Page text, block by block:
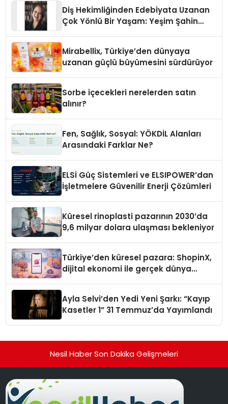
Diş Hekimliğinden Edebiyata Uzanan
Çok Yönlü Bir Yaşam: Yeşim Şahin
Mirabellix, Türkiye’den dünyaya
uzanan güçlü büyümesini sürdürüyor
Sorbe içecekleri nerelerden satın
alınır?
Fen, Sağlık, Sosyal: YÖKDİL Alanları
Arasındaki Farklar Ne?
ELSİ Güç Sistemleri ve ELSIPOWER’dan
İşletmelere Güvenilir Enerji Çözümleri
Küresel rinoplasti pazarının 2030’da
9,6 milyar dolara ulaşması bekleniyor
Türkiye’den küresel pazara: ShopinX,
dijital ekonomi ile gerçek dünya
Ayla Selvi’den Yedi Yeni Şarkı: “Kayıp
Kasetler 1” 31 Temmuz’da Yayımlandı
Nesil Haber Son Dakika Gelişmeleri